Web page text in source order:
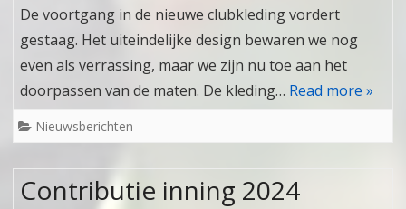
De voortgang in de nieuwe clubkleding vordert
gestaag. Het uiteindelijke design bewaren we nog
even als verrassing, maar we zijn nu toe aan het
doorpassen van de maten. De kleding… Read more »
Nieuwsberichten
Contributie inning 2024